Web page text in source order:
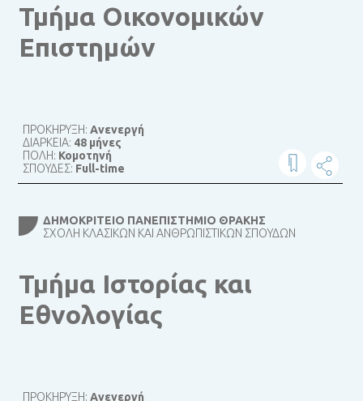
Τμήμα Οικονομικών
Επιστημών
ΠΡΟΚΗΡΥΞΗ:Ανενεργή
ΔΙΑΡΚΕΙΑ: 48 μήνες
ΠΟΛΗ: Κομοτηνή
ΣΠΟΥΔΕΣ: Full-time
ΔΗΜΟΚΡΊΤΕΙΟ ΠΑΝΕΠΙΣΤΉΜΙΟ ΘΡΆΚΗΣ
ΣΧΟΛΉ ΚΛΑΣΙΚΏΝ ΚΑΙ ΑΝΘΡΩΠΙΣΤΙΚΏΝ ΣΠΟΥΔΏΝ
Τμήμα Ιστορίας και
Εθνολογίας
ΠΡΟΚΗΡΥΞΗ:Ανενεργή